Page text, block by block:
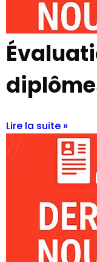
Lire la suite »